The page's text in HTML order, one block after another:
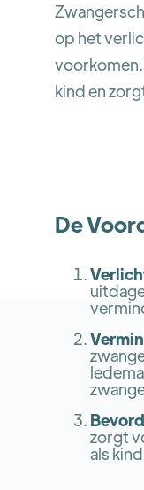
op het
kind en
De
zorgt
als